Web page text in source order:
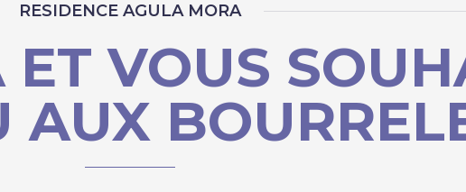
RESIDENCE AGULA MORA
ET VOUS
AUX